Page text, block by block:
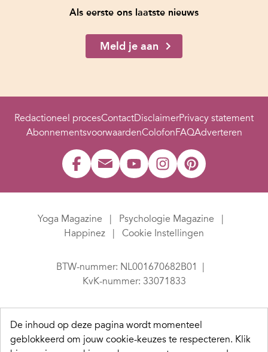
Als eerste ons laatste nieuws
Meld je aan
Redactioneel procesContactDisclaimerPrivacy statement
AbonnementsvoorwaardenColofonFAQAdverteren
Yoga Magazine
Psychologie Magazine
Happinez
Cookie Instellingen
BTW-nummer: NL001670682B01
KvK-nummer: 33071833
De inhoud op deze pagina wordt momenteel
geblokkeerd om jouw cookie-keuzes te respecteren. Klik